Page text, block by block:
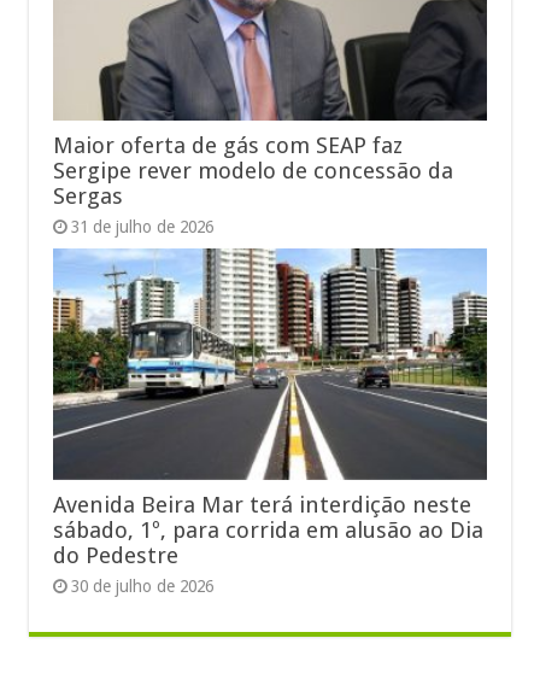
Maior oferta de gás com SEAP faz
Sergipe rever modelo de concessão da
Sergas
31 de julho de 2026
Avenida Beira Mar terá interdição neste
sábado, 1º, para corrida em alusão ao Dia
do Pedestre
30 de julho de 2026